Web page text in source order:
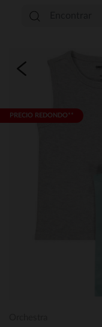
PRECIO REDONDO**